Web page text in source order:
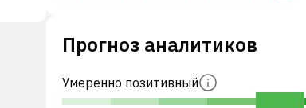
Прогноз аналитиков
Умеренно позитивный